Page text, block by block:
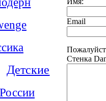
Детские
Email
Стенка